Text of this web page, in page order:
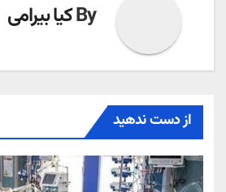
Byکیا بیرامی
از دست ندهید